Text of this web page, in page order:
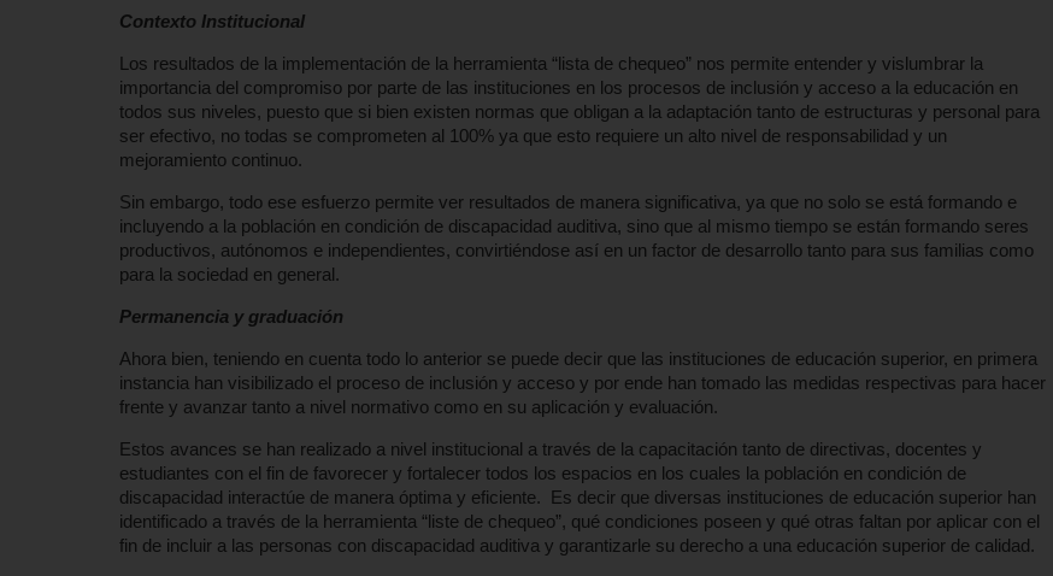
Contexto Institucional
Los resultados de la implementación de la herramienta “lista de chequeo” nos permite entender y vislumbrar la
importancia del compromiso por parte de las instituciones en los procesos de inclusión y acceso a la educación en
todos sus niveles, puesto que si bien existen normas que obligan a la adaptación tanto de estructuras y personal para
ser efectivo, no todas se comprometen al 100% ya que esto requiere un alto nivel de responsabilidad y un
mejoramiento continuo.
Sin embargo, todo ese esfuerzo permite ver resultados de manera significativa, ya que no solo se está formando e
incluyendo a la población en condición de discapacidad auditiva, sino que al mismo tiempo se están formando seres
productivos, autónomos e independientes, convirtiéndose así en un factor de desarrollo tanto para sus familias como
para la sociedad en general.
Permanencia y graduación
Ahora bien, teniendo en cuenta todo lo anterior se puede decir que las instituciones de educación superior, en primera
instancia han visibilizado el proceso de inclusión y acceso y por ende han tomado las medidas respectivas para hacer
frente y avanzar tanto a nivel normativo como en su aplicación y evaluación.
Estos avances se han realizado a nivel institucional a través de la capacitación tanto de directivas, docentes y
estudiantes con el fin de favorecer y fortalecer todos los espacios en los cuales la población en condición de
discapacidad interactúe de manera óptima y eficiente. Es decir que diversas instituciones de educación superior han
identificado a través de la herramienta “liste de chequeo”, qué condiciones poseen y qué otras faltan por aplicar con el
fin de incluir a las personas con discapacidad auditiva y garantizarle su derecho a una educación superior de calidad.